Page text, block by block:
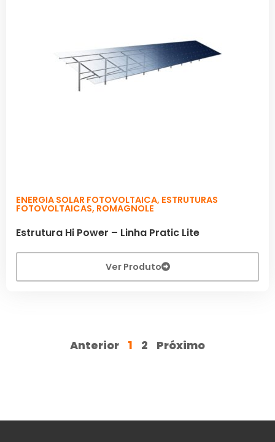
ENERGIA SOLAR FOTOVOLTAICA, ESTRUTURAS
FOTOVOLTAICAS, ROMAGNOLE
Estrutura Hi Power – Linha Pratic Lite
Ver Produto
Anterior 1 2 Próximo